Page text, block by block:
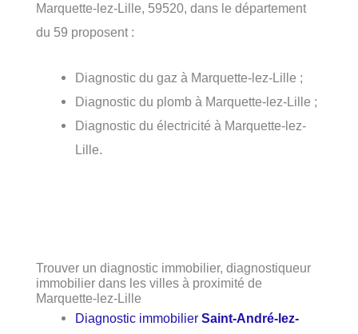
Marquette-lez-Lille, 59520, dans le département
du 59 proposent :
Diagnostic du gaz à Marquette-lez-Lille ;
Diagnostic du plomb à Marquette-lez-Lille ;
Diagnostic du électricité à Marquette-lez-
Lille.
Trouver un diagnostic immobilier, diagnostiqueur
immobilier dans les villes à proximité de
Marquette-lez-Lille
Diagnostic immobilierSaint-André-lez-